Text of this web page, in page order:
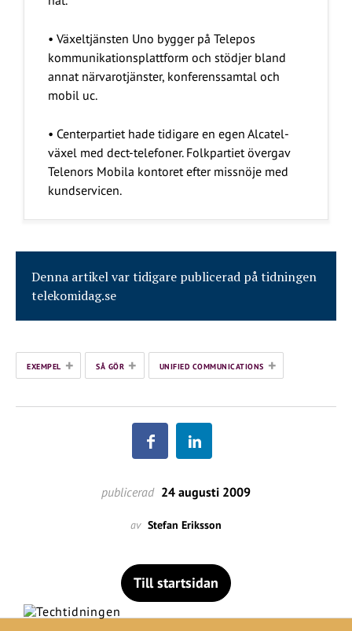
• Växeltjänsten Uno bygger på Telepos
kommunikationsplattform och stödjer bland
annat närvarotjänster, konferenssamtal och
mobil uc.
• Centerpartiet hade tidigare en egen Alcatel-
växel med dect-telefoner. Folkpartiet övergav
Telenors Mobila kontoret efter missnöje med
kundservicen.
Denna artikel var tidigare publicerad på tidningen
telekomidag.se
EXEMPEL + SÅ GÖR + UNIFIED COMMUNICATIONS +
publicerad 24 augusti 2009
av Stefan Eriksson
Till startsidan